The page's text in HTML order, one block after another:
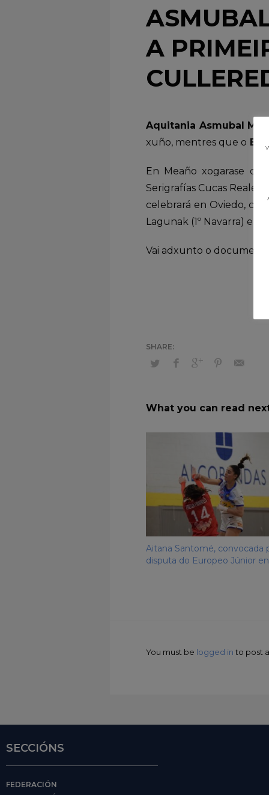
A
Aquitania Asmubal
xuño, mentres que o
En Meaño xogarase o
Serigrafías Cucas
celebrará en Oviedo,
Lagunak (1º Navarra) e
Vai adxunto o
What you can read
Aitana Santomé, convocada
disputa do Europeo Júnior
You must be logged in to post
SECCIÓNS
FEDERACIÓN